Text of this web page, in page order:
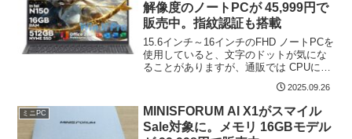
解像度のノートPCが 45,999円で
販売中。指紋認証も搭載
15.6インチ～16インチのFHD ノートPCを
使用していると、文字のドットが気にな
ることがありますが、通販では CPUに
Twin Lake N150を搭載し、3K 解像度の低
価格ノートが販売されています。メモリ
16GB、PCIe SSD...
2025.09.26
ミニPC
MINISFORUM AI X1がスマイル
Sale対象に。メモリ 16GBモデル